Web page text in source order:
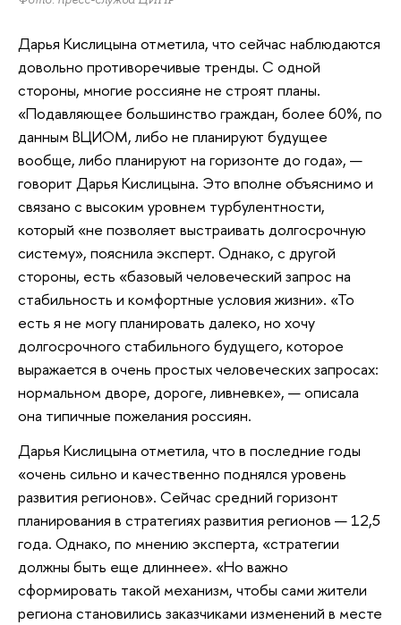
Дарья Кислицына отметила, что сейчас наблюдаются
довольно противоречивые тренды. С одной
стороны, многие россияне не строят планы.
«Подавляющее большинство граждан, более 60%, по
данным ВЦИОМ, либо не планируют будущее
вообще, либо планируют на горизонте до года», —
говорит Дарья Кислицына. Это вполне объяснимо и
связано с высоким уровнем турбулентности,
который «не позволяет выстраивать долгосрочную
систему», пояснила эксперт. Однако, с другой
стороны, есть «базовый человеческий запрос на
стабильность и комфортные условия жизни». «То
есть я не могу планировать далеко, но хочу
долгосрочного стабильного будущего, которое
выражается в очень простых человеческих запросах:
нормальном дворе, дороге, ливневке», — описала
она типичные пожелания россиян.
Дарья Кислицына отметила, что в последние годы
«очень сильно и качественно поднялся уровень
развития регионов». Сейчас средний горизонт
планирования в стратегиях развития регионов — 12,5
года. Однако, по мнению эксперта, «стратегии
должны быть еще длиннее». «Но важно
сформировать такой механизм, чтобы сами жители
региона становились заказчиками изменений в месте